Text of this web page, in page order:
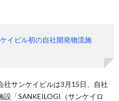
ケイビル初の自社開発物流施
社サンケイビルは3月15日、自社
「SANKEILOGI（サンケイロ